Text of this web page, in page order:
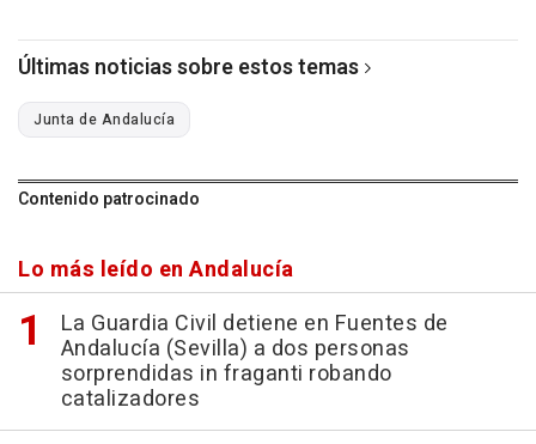
Últimas noticias sobre estos temas
Junta de Andalucía
Contenido patrocinado
Lo más leído en Andalucía
La Guardia Civil detiene en Fuentes de
Andalucía (Sevilla) a dos personas
sorprendidas in fraganti robando
catalizadores